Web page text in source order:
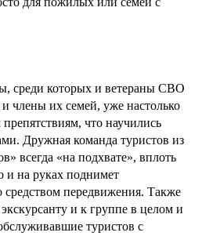
среди которых и ветераны СВО
члены их семей, уже настолько
что научились
Дружная команда туристов из
всегда «на подхвате», вплоть
и на руках поднимет
средством передвижения. Также
и к группе в целом и
туристов с